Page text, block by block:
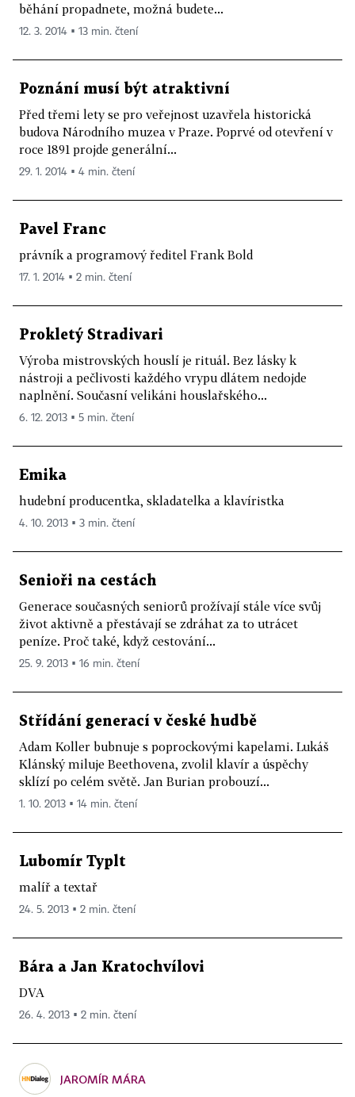
běhání propadnete, možná budete...
12. 3. 2014 ▪ 13 min. čtení
Poznání musí být atraktivní
Před třemi lety se pro veřejnost uzavřela historická
budova Národního muzea v Praze. Poprvé od otevření v
roce 1891 projde generální...
29. 1. 2014 ▪ 4 min. čtení
Pavel Franc
právník a programový ředitel Frank Bold
17. 1. 2014 ▪ 2 min. čtení
Prokletý Stradivari
Výroba mistrovských houslí je rituál. Bez lásky k
nástroji a pečlivosti každého vrypu dlátem nedojde
naplnění. Současní velikáni houslařského...
6. 12. 2013 ▪ 5 min. čtení
Emika
hudební producentka, skladatelka a klavíristka
4. 10. 2013 ▪ 3 min. čtení
Senioři na cestách
Generace současných seniorů prožívají stále více svůj
život aktivně a přestávají se zdráhat za to utrácet
peníze. Proč také, když cestování...
25. 9. 2013 ▪ 16 min. čtení
Střídání generací v české hudbě
Adam Koller bubnuje s poprockovými kapelami. Lukáš
Klánský miluje Beethovena, zvolil klavír a úspěchy
sklízí po celém světě. Jan Burian probouzí...
1. 10. 2013 ▪ 14 min. čtení
Lubomír Typlt
malíř a textař
24. 5. 2013 ▪ 2 min. čtení
Bára a Jan Kratochvílovi
DVA
26. 4. 2013 ▪ 2 min. čtení
JAROMÍR MÁRA